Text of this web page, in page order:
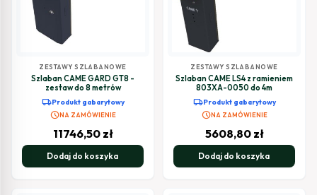
ZESTAWY SZLABANOWE
Szlaban CAME GARD GT8 -
zestaw do 8 metrów
local_shippingProdukt gabarytowy
scheduleNA ZAMÓWIENIE
11746,50 zł
Dodaj do koszyka
ZESTAWY SZLABANOWE
Szlaban CAME LS4 z ramieniem
803XA-0050 do 4m
local_shippingProdukt gabarytowy
scheduleNA ZAMÓWIENIE
5608,80 zł
Dodaj do koszyka